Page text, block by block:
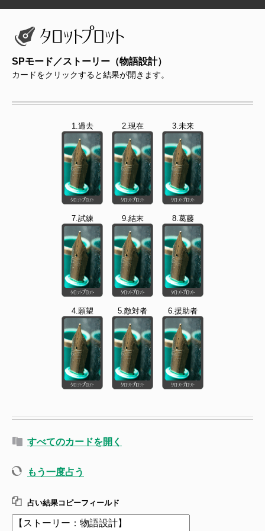
SPモード／ストーリー（物語設計）
カードをクリックすると結果が開きます。
1.過去 2.現在 3.未来
7.試練 9.結末 8.葛藤
4.願望 5.敵対者 6.援助者
すべてのカードを開く
もう一度占う
占い結果コピーフィールド